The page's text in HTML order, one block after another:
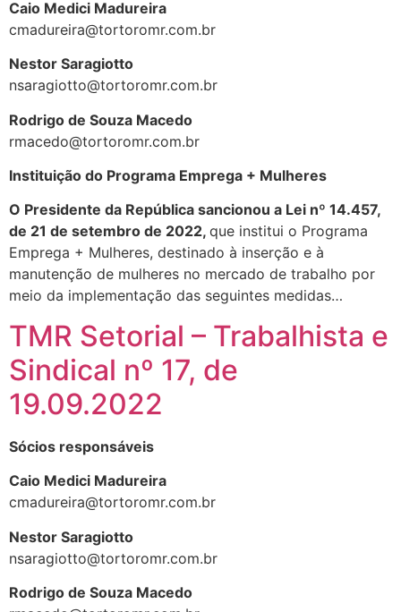
Caio Medici Madureira
cmadureira@tortoromr.com.br
Nestor Saragiotto
nsaragiotto@tortoromr.com.br
Rodrigo de Souza Macedo
rmacedo@tortoromr.com.br
Instituição do Programa Emprega + Mulheres
O Presidente da República sancionou a Lei nº 14.457,
de 21 de setembro de 2022, que institui o Programa
Emprega + Mulheres, destinado à inserção e à
manutenção de mulheres no mercado de trabalho por
meio da implementação das seguintes medidas…
TMR Setorial – Trabalhista e
Sindical nº 17, de
19.09.2022
Sócios responsáveis
Caio Medici Madureira
cmadureira@tortoromr.com.br
Nestor Saragiotto
nsaragiotto@tortoromr.com.br
Rodrigo de Souza Macedo